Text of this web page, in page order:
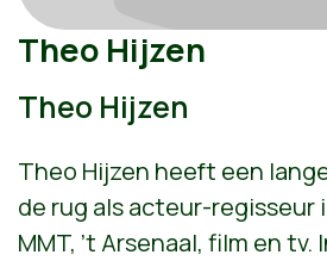
Theo Hijzen
Theo Hijzen
Theo Hijzen heeft een
de rug als acteur-regisseur
MMT, ’t Arsenaal, film en tv.